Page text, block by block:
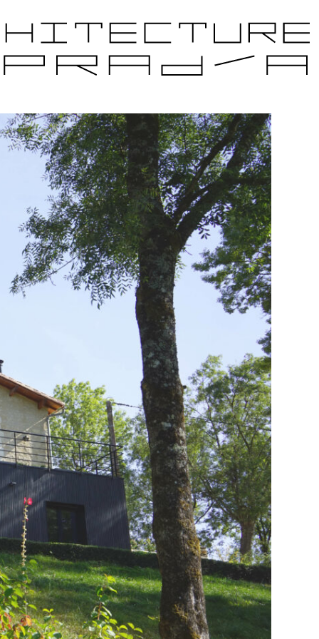
CANDIDATS ÉDITIONS PRÉCÉDENTES PARTENAIRES